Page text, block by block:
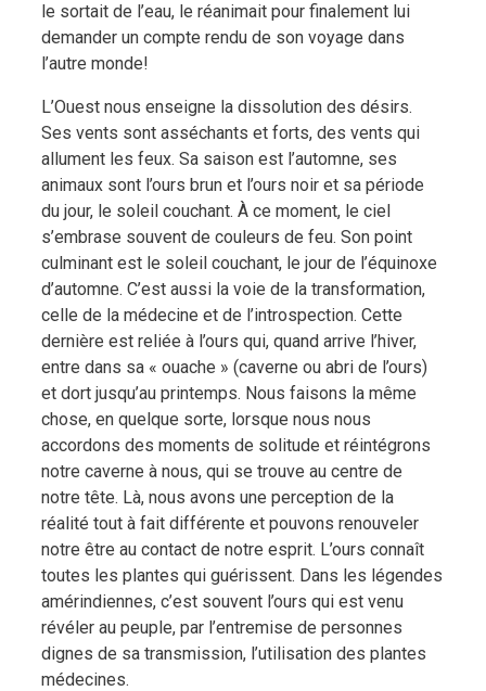
le sortait de l’eau, le réanimait pour finalement lui
demander un compte rendu de son voyage dans
l’autre monde!
L’Ouest nous enseigne la dissolution des désirs.
Ses vents sont asséchants et forts, des vents qui
allument les feux. Sa saison est l’automne, ses
animaux sont l’ours brun et l’ours noir et sa période
du jour, le soleil couchant. À ce moment, le ciel
s’embrase souvent de couleurs de feu. Son point
culminant est le soleil couchant, le jour de l’équinoxe
d’automne. C’est aussi la voie de la transformation,
celle de la médecine et de l’introspection. Cette
dernière est reliée à l’ours qui, quand arrive l’hiver,
entre dans sa « ouache » (caverne ou abri de l’ours)
et dort jusqu’au printemps. Nous faisons la même
chose, en quelque sorte, lorsque nous nous
accordons des moments de solitude et réintégrons
notre caverne à nous, qui se trouve au centre de
notre tête. Là, nous avons une perception de la
réalité tout à fait différente et pouvons renouveler
notre être au contact de notre esprit. L’ours connaît
toutes les plantes qui guérissent. Dans les légendes
amérindiennes, c’est souvent l’ours qui est venu
révéler au peuple, par l’entremise de personnes
dignes de sa transmission, l’utilisation des plantes
médecines.